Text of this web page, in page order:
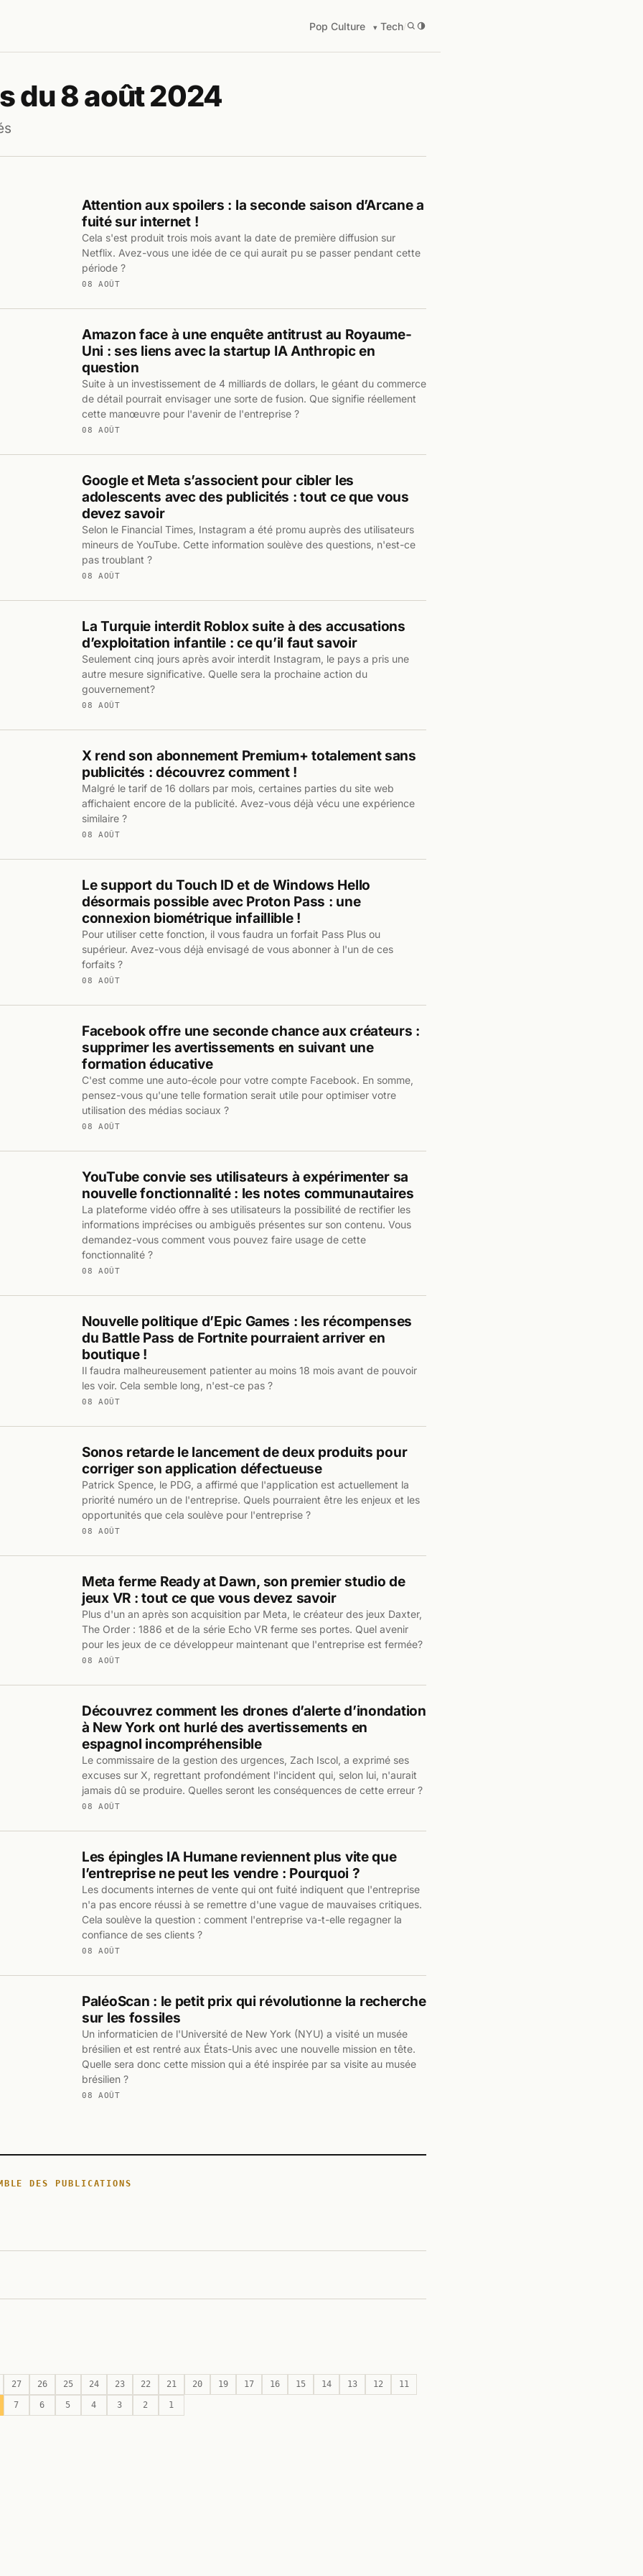
Pop Culture Tech/
du 8 août 2024
Attention aux spoilers : la seconde saison d’Arcane a
fuité sur internet !
Cela s'est produit trois mois avant la date de première diffusion sur
Netflix. Avez-vous une idée de ce qui aurait pu se passer pendant cette
période ?
08 AOÛT
Amazon face à une enquête antitrust au Royaume-
Uni : ses liens avec la startup IA Anthropic en
question
Suite à un investissement de 4 milliards de dollars, le géant du commerce
de détail pourrait envisager une sorte de fusion. Que signifie réellement
cette manœuvre pour l'avenir de l'entreprise ?
08 AOÛT
Google et Meta s’associent pour cibler les
adolescents avec des publicités : tout ce que vous
devez savoir
Selon le Financial Times, Instagram a été promu auprès des utilisateurs
mineurs de YouTube. Cette information soulève des questions, n'est-ce
pas troublant ?
08 AOÛT
La Turquie interdit Roblox suite à des accusations
d’exploitation infantile : ce qu’il faut savoir
Seulement cinq jours après avoir interdit Instagram, le pays a pris une
autre mesure significative. Quelle sera la prochaine action du
gouvernement?
08 AOÛT
X rend son abonnement Premium+ totalement sans
publicités : découvrez comment !
Malgré le tarif de 16 dollars par mois, certaines parties du site web
affichaient encore de la publicité. Avez-vous déjà vécu une expérience
similaire ?
08 AOÛT
Le support du Touch ID et de Windows Hello
désormais possible avec Proton Pass : une
connexion biométrique infaillible !
Pour utiliser cette fonction, il vous faudra un forfait Pass Plus ou
supérieur. Avez-vous déjà envisagé de vous abonner à l'un de ces
forfaits ?
08 AOÛT
Facebook offre une seconde chance aux créateurs :
supprimer les avertissements en suivant une
formation éducative
C'est comme une auto-école pour votre compte Facebook. En somme,
pensez-vous qu'une telle formation serait utile pour optimiser votre
utilisation des médias sociaux ?
08 AOÛT
YouTube convie ses utilisateurs à expérimenter sa
nouvelle fonctionnalité : les notes communautaires
La plateforme vidéo offre à ses utilisateurs la possibilité de rectifier les
informations imprécises ou ambiguës présentes sur son contenu. Vous
demandez-vous comment vous pouvez faire usage de cette
fonctionnalité ?
08 AOÛT
Nouvelle politique d’Epic Games : les récompenses
du Battle Pass de Fortnite pourraient arriver en
boutique !
Il faudra malheureusement patienter au moins 18 mois avant de pouvoir
les voir. Cela semble long, n'est-ce pas ?
08 AOÛT
Sonos retarde le lancement de deux produits pour
corriger son application défectueuse
Patrick Spence, le PDG, a affirmé que l'application est actuellement la
priorité numéro un de l'entreprise. Quels pourraient être les enjeux et les
opportunités que cela soulève pour l'entreprise ?
08 AOÛT
Meta ferme Ready at Dawn, son premier studio de
jeux VR : tout ce que vous devez savoir
Plus d'un an après son acquisition par Meta, le créateur des jeux Daxter,
The Order : 1886 et de la série Echo VR ferme ses portes. Quel avenir
pour les jeux de ce développeur maintenant que l'entreprise est fermée?
08 AOÛT
Découvrez comment les drones d’alerte d’inondation
à New York ont hurlé des avertissements en
espagnol incompréhensible
Le commissaire de la gestion des urgences, Zach Iscol, a exprimé ses
excuses sur X, regrettant profondément l'incident qui, selon lui, n'aurait
jamais dû se produire. Quelles seront les conséquences de cette erreur ?
08 AOÛT
Les épingles IA Humane reviennent plus vite que
l’entreprise ne peut les vendre : Pourquoi ?
Les documents internes de vente qui ont fuité indiquent que l'entreprise
n'a pas encore réussi à se remettre d'une vague de mauvaises critiques.
Cela soulève la question : comment l'entreprise va-t-elle regagner la
confiance de ses clients ?
08 AOÛT
PaléoScan : le petit prix qui révolutionne la recherche
sur les fossiles
Un informaticien de l'Université de New York (NYU) a visité un musée
brésilien et est rentré aux États-Unis avec une nouvelle mission en tête.
Quelle sera donc cette mission qui a été inspirée par sa visite au musée
brésilien ?
08 AOÛT
DES PUBLICATIONS
27 26 25 24 23 22 21 20 19 17 16 15 14 13 12 11
7 6 5 4 3 2 1